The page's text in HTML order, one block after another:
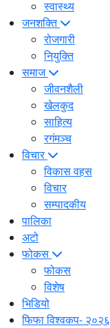
स्वास्थ्य
जनशक्ति
रोजगारी
नियुक्ति
समाज
जीवनशैली
खेलकुद
साहित्य
रगंमञ्च
विचार
विकास वहस
विचार
सम्पादकीय
पालिका
अटो
फोकस
फोकस
विशेष
भिडियो
फिफा विश्वकप- २०२६